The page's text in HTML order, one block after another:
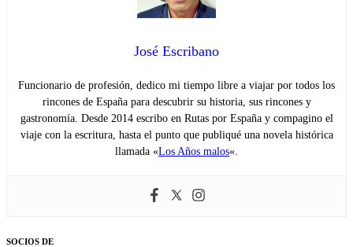
José Escribano
Funcionario de profesión, dedico mi tiempo libre a viajar por todos los
rincones de España para descubrir su historia, sus rincones y
gastronomía. Desde 2014 escribo en Rutas por España y compagino el
viaje con la escritura, hasta el punto que publiqué una novela histórica
llamada «Los Años malos«.
SOCIOS DE